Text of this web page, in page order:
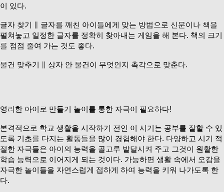
이 있다.
글자 찾기 ∥ 글자를 깨친 아이들에게 맞는 방법으로 신문이나 책을
펼쳐놓고 일정한 글자를 정확히 찾아내는 게임을 해 본다. 책의 크기
를 점점 줄여 가는 것도 좋다.
물건 맞추기 ∥ 상자 안 물건이 무엇인지 촉각으로 맞춘다.
영리한 아이로 만들기 놀이를 통한 자극이 필요하다!
본격적으로 학교 생활을 시작하기 전인 이 시기는 공부를 잘할 수 있
도록 기초를 다지는 활동들을 많이 경험해야 한다. 다양하고 시기 적
절한 자극들은 아이의 능력을 골고루 발달시켜 주고 그것이 원활한
학습 능력으로 이어지게 되는 것이다. 가능하면 생활 속에서 오감을
자극한 놀이들을 자연스럽게 접하게 하여 능력을 키워 나가도록 한
다.